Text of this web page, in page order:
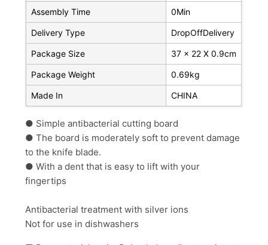
Assembly Time 0Min
Delivery Type DropOffDelivery
Package Size 37 x 22 X 0.9cm
Package Weight 0.69kg
Made In CHINA
● Simple antibacterial cutting board
●The board is moderately soft to prevent damage
to the knife blade.
● With a dent that is easy to lift with your
fingertips
Antibacterial treatment with silver ions
Not for use in dishwashers